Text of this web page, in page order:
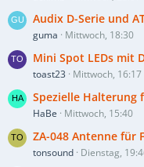
Audix D-Serie und
guma Mittwoch, 18:30
Mini Spot LEDs mit
toast23 Mittwoch, 16:17
Spezielle Halterung
HaBe Mittwoch, 15:40
ZA-048 Antenne für
tonsound Dienstag,